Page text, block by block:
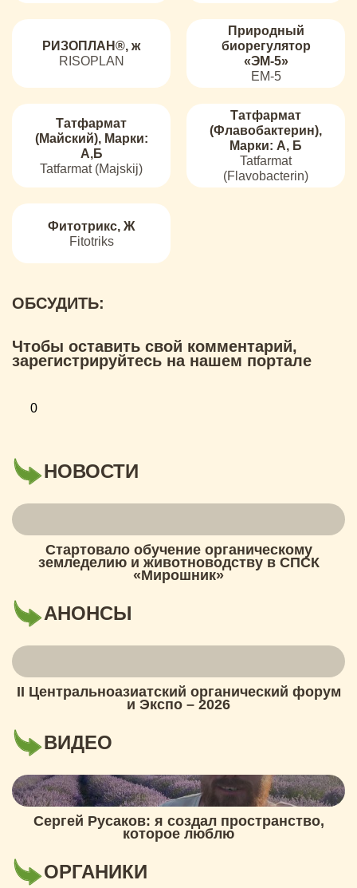
РИЗОПЛАН®, ж
RISOPLAN
Природный
биорегулятор
«ЭМ-5»
EM-5
Татфармат
(Майский), Марки:
А,Б
Tatfarmat (Majskij)
Татфармат
(Флавобактерин),
Марки: А, Б
Tatfarmat
(Flavobacterin)
Фитотрикс, Ж
Fitotriks
ОБСУДИТЬ:
Чтобы оставить свой комментарий,
зарегистрируйтесь на нашем портале
0
НОВОСТИ
Стартовало обучение органическому
земледелию и животноводству в СПСК
«Мирошник»
АНОНСЫ
II Центральноазиатский органический форум
и Экспо – 2026
ВИДЕО
Сергей Русаков: я создал пространство,
которое люблю
ОРГАНИКИ